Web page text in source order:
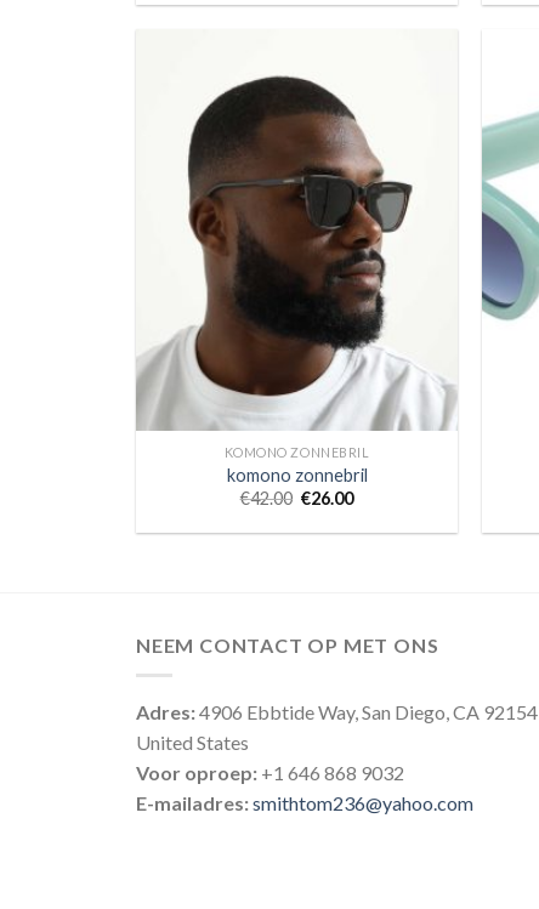
KOMONO ZONNEBRIL
komono zonnebril
€42.00 €26.00
NEEM CONTACT OP MET ONS
Adres:4906 Ebbtide Way, San Diego, CA 92154
United States
Voor oproep: +1 646 868 9032
E-mailadres:smithtom236@yahoo.com